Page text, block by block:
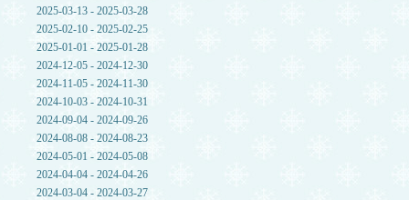
2025-03-13 - 2025-03-28
2025-02-10 - 2025-02-25
2025-01-01 - 2025-01-28
2024-12-05 - 2024-12-30
2024-11-05 - 2024-11-30
2024-10-03 - 2024-10-31
2024-09-04 - 2024-09-26
2024-08-08 - 2024-08-23
2024-05-01 - 2024-05-08
2024-04-04 - 2024-04-26
2024-03-04 - 2024-03-27